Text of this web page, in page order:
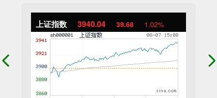
上证指数 3940.04 39.68 1.02%